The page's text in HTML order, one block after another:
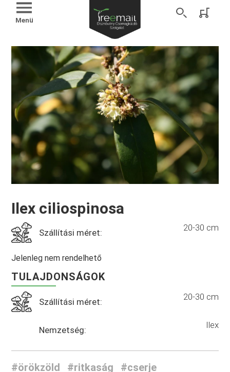
Menü
Ilex ciliospinosa
Szállítási méret: 20-30 cm
Jelenleg nem rendelhető
TULAJDONSÁGOK
Szállítási méret: 20-30 cm
Nemzetség: Ilex
#örökzöld #ritkaság #cserje